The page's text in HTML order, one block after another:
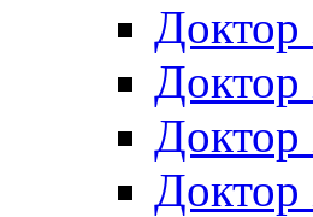
Доктор
Доктор
Доктор
Доктор